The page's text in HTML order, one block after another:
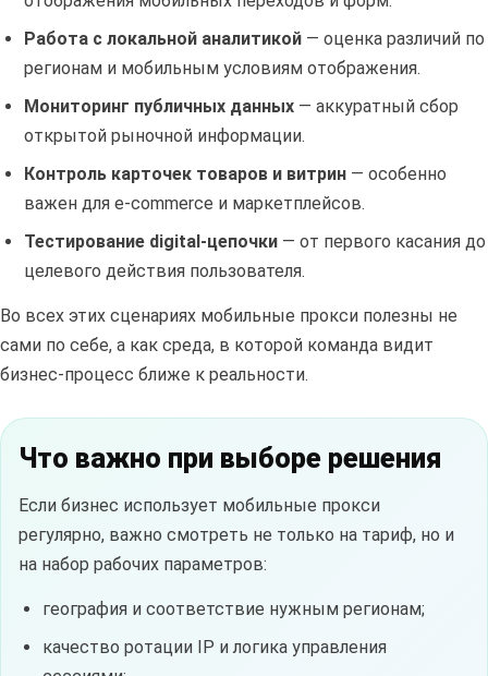
Работа с локальной аналитикой — оценка различий по
регионам и мобильным условиям отображения.
Мониторинг публичных данных — аккуратный сбор
открытой рыночной информации.
Контроль карточек товаров и витрин — особенно
важен для e-commerce и маркетплейсов.
Тестирование digital-цепочки — от первого касания до
целевого действия пользователя.
Во всех этих сценариях мобильные прокси полезны не
сами по себе, а как среда, в которой команда видит
бизнес-процесс ближе к реальности.
Что важно при выборе решения
Если бизнес использует мобильные прокси
регулярно, важно смотреть не только на тариф, но и
на набор рабочих параметров:
география и соответствие нужным регионам;
качество ротации IP и логика управления